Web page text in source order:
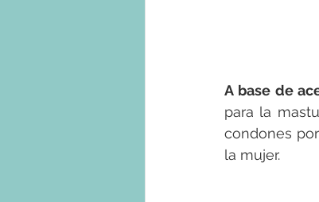
A base de
para la
condones
la mujer.